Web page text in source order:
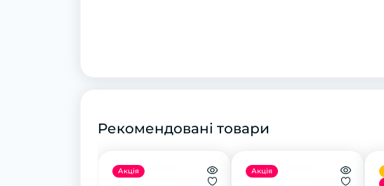
Рекомендовані товари
Акція Акція